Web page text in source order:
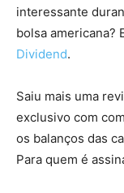
interessante
bolsa americana?
Dividend.
Saiu mais uma
exclusivo com
os balanços das
Para quem é